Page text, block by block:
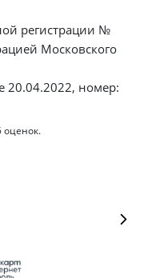
регистрации №
Московского
20.04.2022, номер:
оценок.